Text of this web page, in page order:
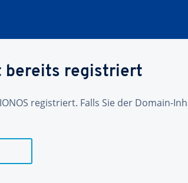
bereits registriert
registriert. Falls Sie der Domain-